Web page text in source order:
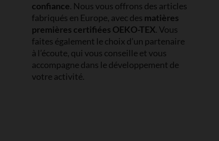
confiance. Nous vous offrons des articles
fabriqués en Europe, avec des matières
premières certifiées OEKO-TEX. Vous
faites également le choix d’un partenaire
à l’écoute, qui vous conseille et vous
accompagne dans le développement de
votre activité.